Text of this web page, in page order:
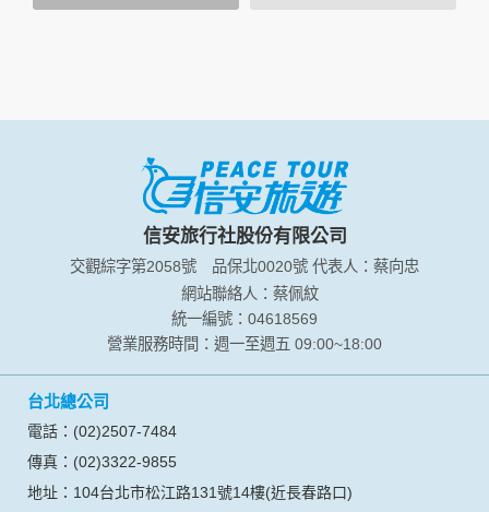
個人的資料，其範圍如下：
您所提供的姓名、電子郵件地址、聯絡方式及使用時間等。
於一般瀏覽時，伺服器會自行記錄相關行徑，包括您使用連線
設備的 IP 位址、使用時間、使用的瀏覽器、瀏覽及點選資料記
錄等，做為我們增進網站服務的參考依據，此記錄為內部應
用，決不對外公布。
為提供精確的服務，我們會將收集的問卷調查內容進行統計與
分析，分析結果之統計數據或說明文字呈現，除供內部研究
外，我們會視需要公佈統計數據及說明文字，但不涉及特定個
人之資料。
的個人資料揭露予第三人或使用於蒐集目的以外之其他用途。
在您於本網站註冊帳號、使用本網站相關產品、服務、活動或
贈獎時，本網站會收集您的個人識別資料，本網站也可以從商
業夥伴處取得個人資料。
當客戶在本網站註冊時，我們會取得您的姓名、電話、住址、
身份證字號、電子郵件、出生日期、性別、行業等相關資料，
信安旅行社股份有限公司
交觀綜字第2058號 品保北0020號 代表人：蔡向忠
網站聯絡人：蔡佩紋
統一編號：04618569
營業服務時間：週一至週五 09:00~18:00
台北總公司
電話：(02)2507-7484
傳真：(02)3322-9855
地址：104台北市松江路131號14樓(近長春路口)